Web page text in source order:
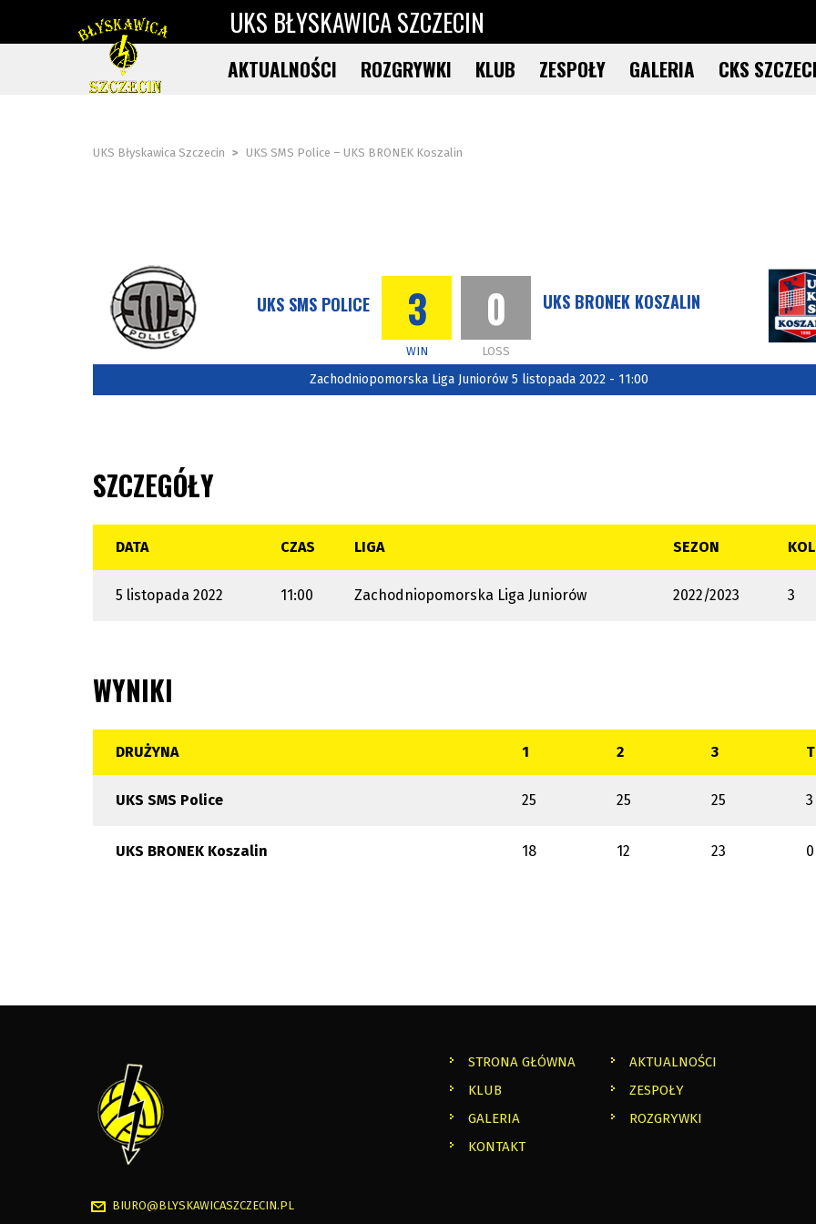
UKS BŁYSKAWICA SZCZECIN
AKTUALNOŚCI ROZGRYWKI KLUB ZESPOŁY GALERIA CKS
UKS Błyskawica Szczecin > UKS SMS Police – UKS BRONEK Koszalin
UKS SMS POLICE 3
WIN
0
LOSS
UKS BRONEK KOSZALIN
Zachodniopomorska Liga Juniorów 5 listopada 2022 - 11:00
SZCZEGÓŁY
DATA CZAS LIGA SEZON
5 listopada 2022 11:00 Zachodniopomorska Liga Juniorów 2022/2023 3
WYNIKI
DRUŻYNA 1 2 3 T
UKS SMS Police 25 25 25 3
UKS BRONEK Koszalin 18 12 23 0
BIURO@BLYSKAWICASZCZECIN.PL
STRONA GŁÓWNA
AKTUALNOŚCI
KLUB
ZESPOŁY
GALERIA
ROZGRYWKI
KONTAKT